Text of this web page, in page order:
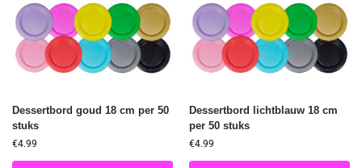
Dessertbord goud 18 cm per 50
stuks
€4.99
Dessertbord lichtblauw 18 cm
per 50 stuks
€4.99